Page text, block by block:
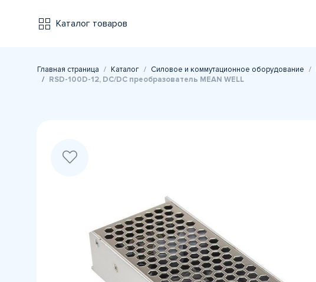
Каталог товаров
Главная страница Каталог Силовое и коммутационное оборудование
RSD-100D-12, DC/DC преобразователь MEAN WELL